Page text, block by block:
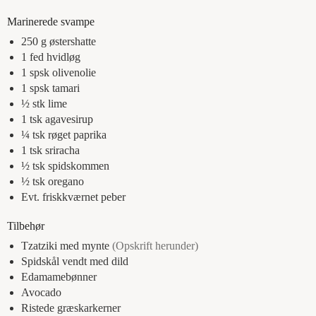
Marinerede svampe
250 g østershatte
1 fed hvidløg
1 spsk olivenolie
1 spsk tamari
½ stk lime
1 tsk agavesirup
¼ tsk røget paprika
1 tsk sriracha
½ tsk spidskommen
½ tsk oregano
Evt. friskkværnet peber
Tilbehør
Tzatziki med mynte (Opskrift herunder)
Spidskål vendt med dild
Edamamebønner
Avocado
Ristede græskarkerner